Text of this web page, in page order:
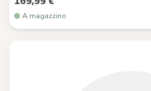
A magazzino